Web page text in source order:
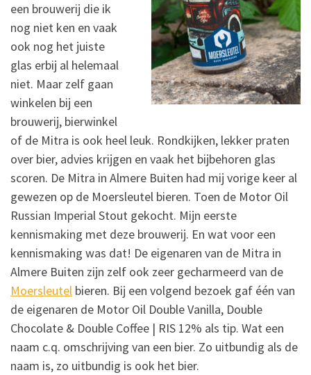
een brouwerij die ik
nog niet ken en vaak
ook nog het juiste
glas erbij al helemaal
niet. Maar zelf gaan
winkelen bij een
brouwerij, bierwinkel
of de Mitra is ook heel leuk. Rondkijken, lekker praten
over bier, advies krijgen en vaak het bijbehoren glas
scoren. De Mitra in Almere Buiten had mij vorige keer al
gewezen op de Moersleutel bieren. Toen de Motor Oil
Russian Imperial Stout gekocht. Mijn eerste
kennismaking met deze brouwerij. En wat voor een
kennismaking was dat! De eigenaren van de Mitra in
Almere Buiten zijn zelf ook zeer gecharmeerd van de
Moersleutel bieren. Bij een volgend bezoek gaf één van
de eigenaren de Motor Oil Double Vanilla, Double
Chocolate & Double Coffee | RIS 12% als tip. Wat een
naam c.q. omschrijving van een bier. Zo uitbundig als de
naam is, zo uitbundig is ook het bier.